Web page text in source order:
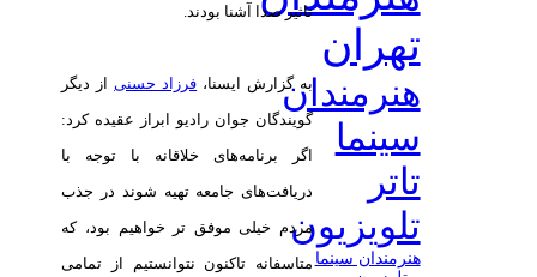
تاثیر صدا آشنا بودند.
به گزارش ایسنا، فرزاد حسنی از دیگر
گویندگان جوان رادیو ابراز عقیده كرد:
اگر برنامه‌های خلاقانه با توجه با
دریافت‌های جامعه تهیه شوند در جذب
مردم خیلی موفق تر خواهیم بود، که
متاسفانه تاکنون نتوانستیم از تمامی
تهران
هنرمندان
سینما
تاتر
تلویزیون
هنرمندان سینما